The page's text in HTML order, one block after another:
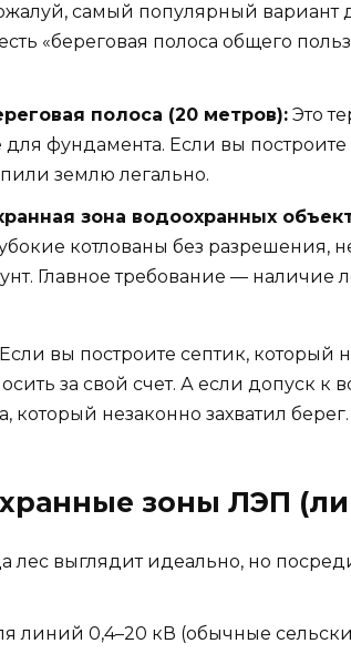
самый популярный
«береговая полоса общего
полоса (20 метров): Это
для фундамента. Если вы
землю легально.
зона водоохранных
котлованы без разрешения,
Главное требование — наличие
Если вы построите септик, который
за свой счет. А если допуск
который незаконно захватил берег.
зоны ЛЭП
лес выглядит идеально, но
линий 0,4–20 кВ (обычные